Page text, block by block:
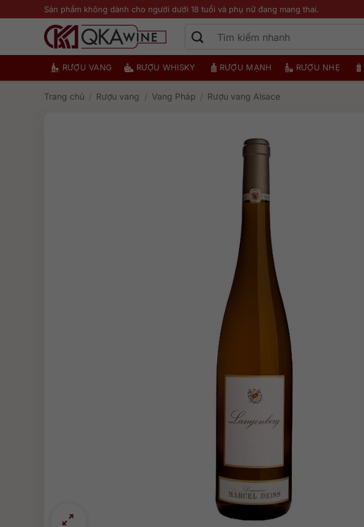
qua
Sản phẩm không dành cho người dưới 18 tuổi và phụ nữ đang mang thai.
RƯỢU VANG RƯỢU WHISKY RƯỢU MẠNH RƯỢU NHẸ
Trang chủ / Rượu vang / Vang Pháp / Rượu vang Alsace